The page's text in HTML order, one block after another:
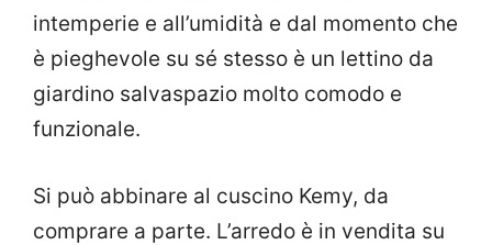
intemperie e all’umidità e dal momento che
è pieghevole su sé stesso è un lettino da
giardino salvaspazio molto comodo e
funzionale.
Si può abbinare al cuscino Kemy, da
comprare a parte. L’arredo è in vendita su